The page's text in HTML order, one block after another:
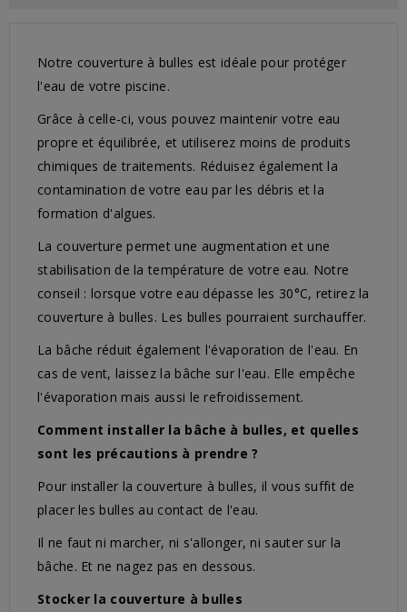
Notre couverture à bulles est idéale pour protéger
l'eau de votre piscine.
Grâce à celle-ci, vous pouvez maintenir votre eau
propre et équilibrée, et utiliserez moins de produits
chimiques de traitements. Réduisez également la
contamination de votre eau par les débris et la
formation d'algues.
La couverture permet une augmentation et une
stabilisation de la température de votre eau. Notre
conseil : lorsque votre eau dépasse les 30°C, retirez la
couverture à bulles. Les bulles pourraient surchauffer.
La bâche réduit également l'évaporation de l'eau. En
cas de vent, laissez la bâche sur l'eau. Elle empêche
l'évaporation mais aussi le refroidissement.
Comment installer la bâche à bulles, et quelles
sont les précautions à prendre ?
Pour installer la couverture à bulles, il vous suffit de
placer les bulles au contact de l'eau.
Il ne faut ni marcher, ni s'allonger, ni sauter sur la
bâche. Et ne nagez pas en dessous.
Stocker la couverture à bulles